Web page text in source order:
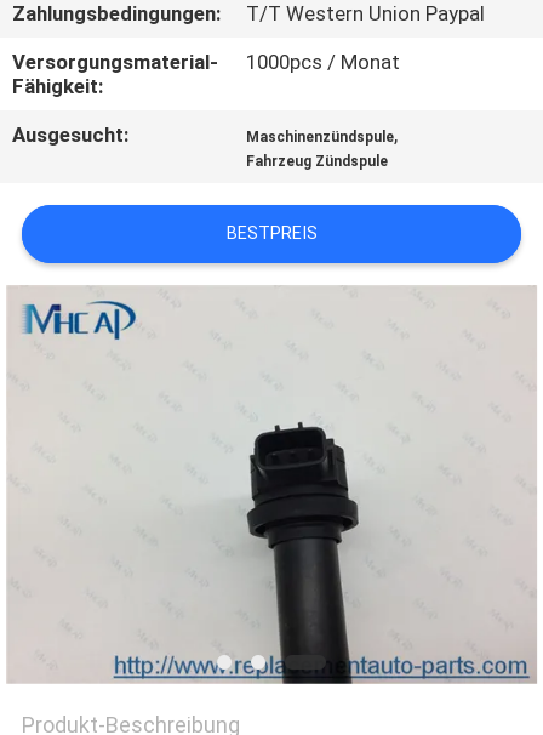
EIN
ZITAT
SITEMAP
PRIVACY
POLICY
Zahlungsbedingungen:
T/T Western Union Paypal
Versorgungsmaterial-
Fähigkeit:
1000pcs / Monat
Ausgesucht: Maschinenzündspule,
Fahrzeug Zündspule
BESTPREIS
Produkt-Beschreibung